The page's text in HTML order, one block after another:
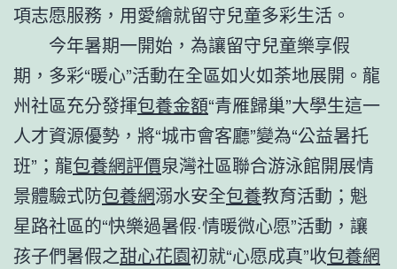
項志愿服務，用愛繪就留守兒童多彩生活。
今年暑期一開始，為讓留守兒童樂享假
期，多彩“暖心”活動在全區如火如荼地展開。龍
州社區充分發揮包養金額“青雁歸巢”大學生這一
人才資源優勢，將“城市會客廳”變為“公益暑托
班”；龍包養網評價泉灣社區聯合游泳館開展情
景體驗式防包養網溺水安全包養教育活動；魁
星路社區的“快樂過暑假·情暖微心愿”活動，讓
孩子們暑假之甜心花園初就“心愿成真”收包養網